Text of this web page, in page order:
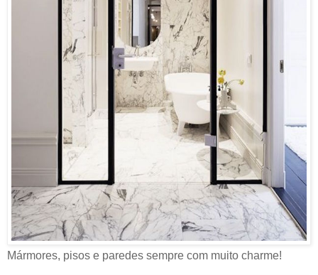
Mármores, pisos e paredes sempre com muito charme!